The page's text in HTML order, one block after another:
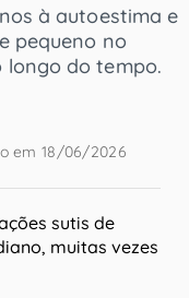
à autoestima e
pequeno no
longo do tempo.
em 18/06/2026
sutis de
muitas vezes